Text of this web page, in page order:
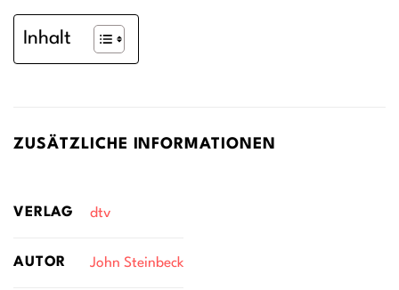
Inhalt
ZUSÄTZLICHE INFORMATIONEN
VERLAG dtv
AUTOR John Steinbeck